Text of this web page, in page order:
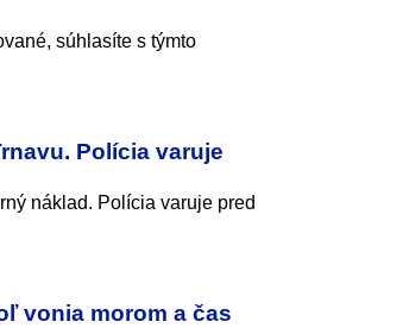
súhlasíte s týmto
Polícia varuje
náklad. Polícia varuje pred
vonia morom a čas